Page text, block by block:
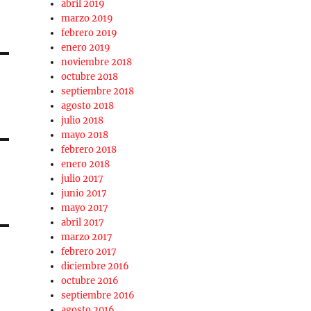
abril 2019
marzo 2019
febrero 2019
enero 2019
noviembre 2018
octubre 2018
septiembre 2018
agosto 2018
julio 2018
mayo 2018
febrero 2018
enero 2018
julio 2017
junio 2017
mayo 2017
abril 2017
marzo 2017
febrero 2017
diciembre 2016
octubre 2016
septiembre 2016